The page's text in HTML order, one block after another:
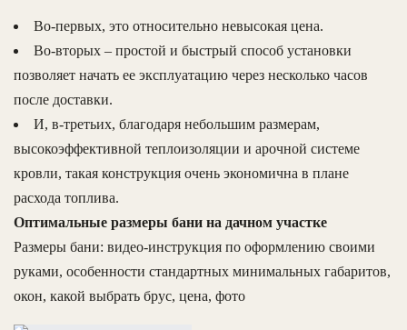
Во-первых, это относительно невысокая цена.
Во-вторых – простой и быстрый способ установки
позволяет начать ее эксплуатацию через несколько часов
после доставки.
И, в-третьих, благодаря небольшим размерам,
высокоэффективной теплоизоляции и арочной системе
кровли, такая конструкция очень экономична в плане
расхода топлива.
Оптимальные размеры бани на дачном участке
Размеры бани: видео-инструкция по оформлению своими
руками, особенности стандартных минимальных габаритов,
окон, какой выбрать брус, цена, фото